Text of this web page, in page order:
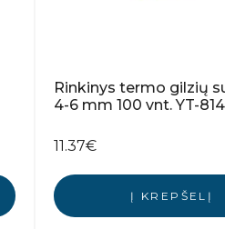
Rinkinys termo gilzių
4-6 mm 100 vnt. YT-
11.37€
Į KREPŠELĮ